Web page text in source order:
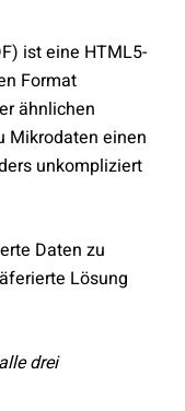
ist eine HTML5-
Format
ähnlichen
Mikrodaten einen
unkompliziert
Daten zu
Lösung
drei